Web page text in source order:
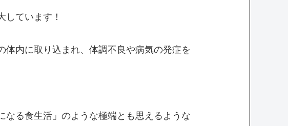
しています！
体内に取り込まれ、体調不良や病気の発症を
なる食生活」のような極端とも思えるような